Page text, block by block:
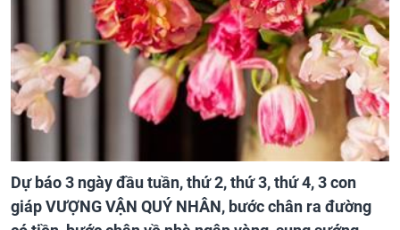
Dự báo 3 ngày đầu tuần, thứ 2, thứ 3, thứ 4, 3 con
giáp VƯỢNG VẬN QUÝ NHÂN, bước chân ra đường